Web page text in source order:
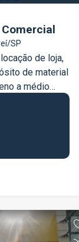
SP
de loja,
de material
a médio
no